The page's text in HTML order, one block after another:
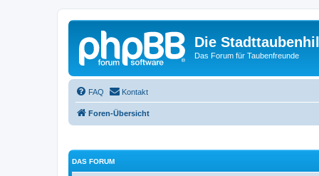
Die
Das Forum für Taubenfreunde
FAQ Kontakt
Foren-Übersicht
DAS FORUM